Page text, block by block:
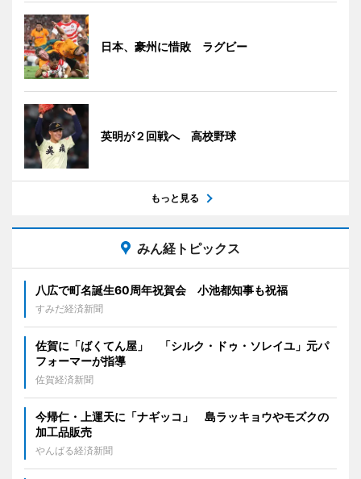
日本、豪州に惜敗 ラグビー
英明が２回戦へ 高校野球
もっと見る
みん経トピックス
八広で町名誕生60周年祝賀会 小池都知事も祝福
すみだ経済新聞
佐賀に「ばくてん屋」 「シルク・ドゥ・ソレイユ」元パ
フォーマーが指導
佐賀経済新聞
今帰仁・上運天に「ナギッコ」 島ラッキョウやモズクの
加工品販売
やんばる経済新聞